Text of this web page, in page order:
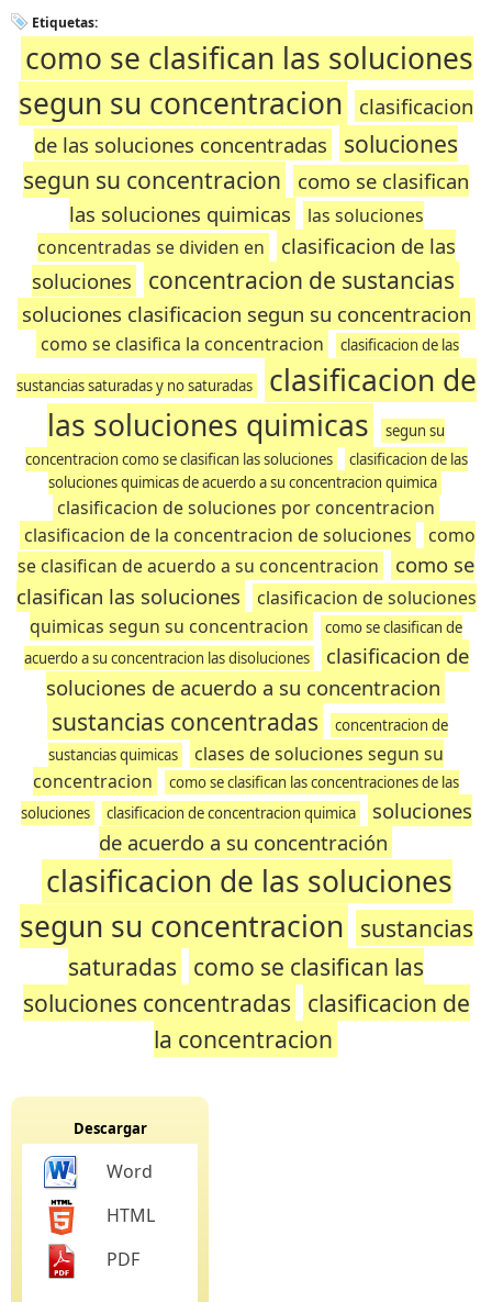
Etiquetas:
como se clasifican las soluciones
segun su concentracion
clasificacion
de las soluciones concentradas
soluciones
segun su concentracion
como se clasifican
las soluciones quimicas
las soluciones
concentradas se dividen en
clasificacion de las
soluciones
concentracion de sustancias
soluciones clasificacion segun su concentracion
como se clasifica la concentracion clasificacion de las
sustancias saturadas y no saturadas
clasificacion de
las soluciones quimicas
segun su
concentracion como se clasifican las soluciones
clasificacion de las
soluciones quimicas de acuerdo a su concentracion quimica
clasificacion de soluciones por concentracion
clasificacion de la concentracion de soluciones
como
se clasifican de acuerdo a su concentracion
como se
clasifican las soluciones
clasificacion de soluciones
quimicas segun su concentracion
como se clasifican de
acuerdo a su concentracion las disoluciones
clasificacion de
soluciones de acuerdo a su concentracion
sustancias concentradas
concentracion de
sustancias quimicas
clases de soluciones segun su
concentracion
como se clasifican las concentraciones de las
soluciones
clasificacion de concentracion quimica
soluciones
de acuerdo a su concentración
clasificacion de las soluciones
segun su concentracion sustancias
saturadas como se clasifican las
soluciones concentradas clasificacion de
la concentracion
Descargar
Word
HTML
PDF